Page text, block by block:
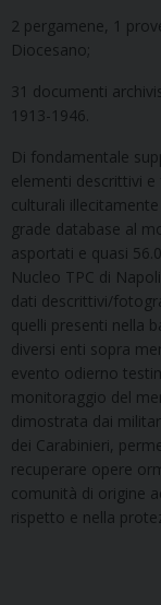
2 pergamene, 1
Diocesano;
31 documenti
1913-1946.
Di fondamentale
elementi descrittivi
culturali
grade database al
asportati e quasi
Nucleo TPC di
dati descrittivi/
quelli presenti nella
diversi enti sopra
evento odierno
monitoraggio del
dimostrata dai
dei Carabinieri,
recuperare opere
comunità di origine
rispetto e nella